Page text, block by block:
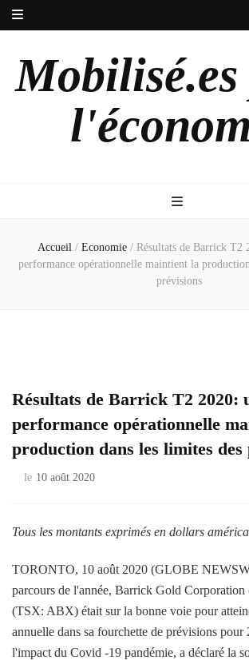
Accueil / Economie / Résultats de Barrick T2
performance opérationnelle maintient la
prévisions
Résultats de Barrick T2 2020:
performance opérationnelle
production dans les limites des
le 10 août 2020
Tous les montants exprimés en dollars
TORONTO, 10 août 2020 (GLOBE
parcours de l'année, Barrick Gold
(TSX: ABX) était sur la bonne voie pour
annuelle dans sa fourchette de prévisions pour
l'impact du Covid -19 pandémie, a déclaré la